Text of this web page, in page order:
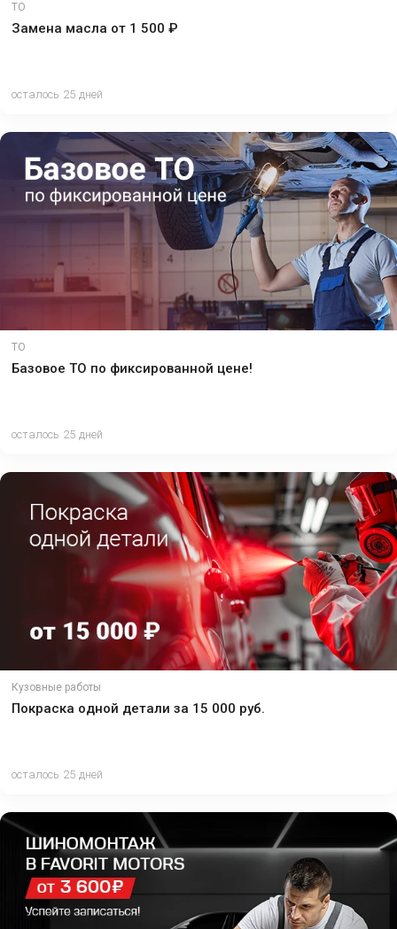
ТО
Замена масла от 1 500 ₽
осталось 25 дней
ТО
Базовое ТО по фиксированной цене!
осталось 25 дней
Кузовные работы
Покраска одной детали за 15 000 руб.
осталось 25 дней